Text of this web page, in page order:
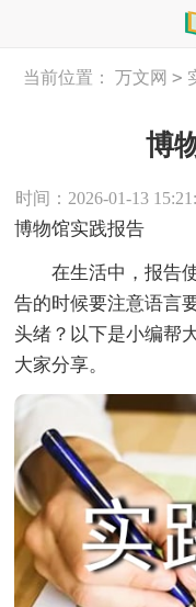
当前位置： 万文网 >
博
时间：2026-01-13
博物馆实践报告
在生活中，报告使
告的时候要注意语言
头绪？以下是小编帮
大家分享。